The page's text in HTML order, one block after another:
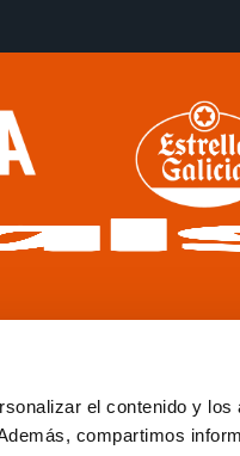
el contenido y los
compartimos